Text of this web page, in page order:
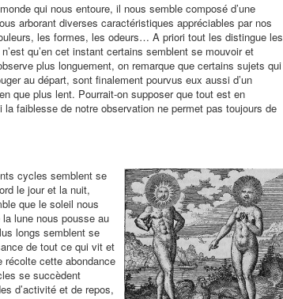
qui nous entoure, il nous semble composé d’une
arborant diverses caractéristiques appréciables par nos
les formes, les odeurs… A priori tout les distingue les
qu’en cet instant certains semblent se mouvoir et
plus longuement, on remarque que certains sujets qui
au départ, sont finalement pourvus eux aussi d’un
que plus lent. Pourrait-on supposer que tout est en
la faiblesse de notre observation ne permet pas toujours de
cycles semblent se
le jour et la nuit,
que le soleil nous
lune nous pousse au
longs semblent se
de tout ce qui vit et
récolte cette abondance
se succèdent
d’activité et de repos,